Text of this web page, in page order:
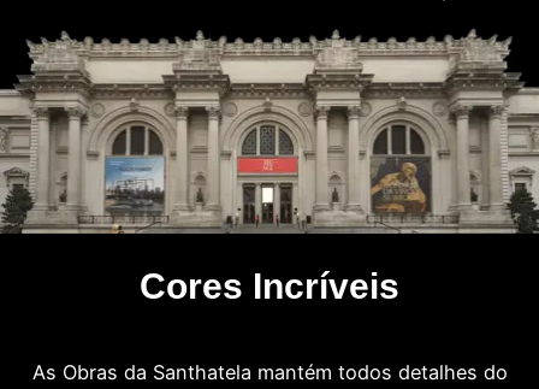
Cores Incríveis
As Obras da Santhatela mantém todos detalhes do